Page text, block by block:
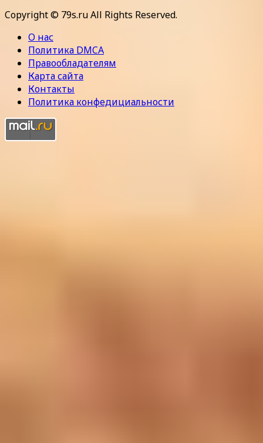
Copyright © 79s.ru All Rights Reserved.
О нас
Политика DMCA
Правообладателям
Карта сайта
Контакты
Политика конфедициальности